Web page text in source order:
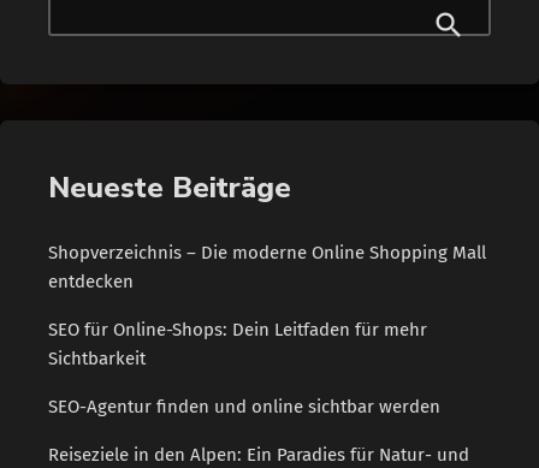
Neueste Beiträge
Shopverzeichnis – Die moderne Online Shopping Mall
entdecken
SEO für Online-Shops: Dein Leitfaden für mehr
Sichtbarkeit
SEO-Agentur finden und online sichtbar werden
Reiseziele in den Alpen: Ein Paradies für Natur- und